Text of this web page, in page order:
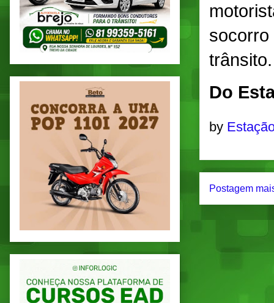
socorro
trânsito.
Do
by
Postagem